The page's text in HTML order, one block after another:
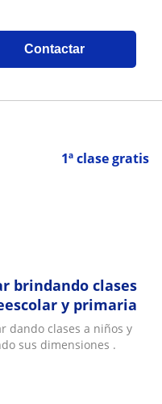
Contactar
1ª clase gratis
brindando clases
y primaria
dando clases a niños y
sus dimensiones .